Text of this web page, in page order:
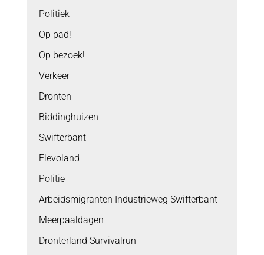
Politiek
Op pad!
Op bezoek!
Verkeer
Dronten
Biddinghuizen
Swifterbant
Flevoland
Politie
Arbeidsmigranten Industrieweg Swifterbant
Meerpaaldagen
Dronterland Survivalrun